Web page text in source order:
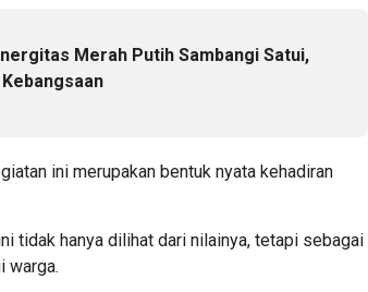
Merah Putih Sambangi Satui,
ini merupakan bentuk nyata kehadiran
tidak hanya dilihat dari nilainya, tetapi sebagai
warga.